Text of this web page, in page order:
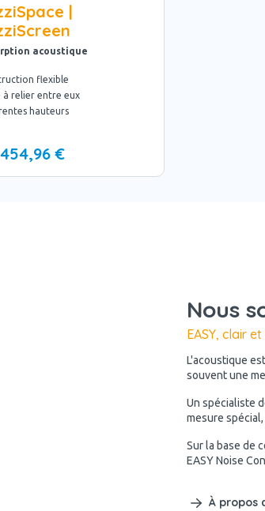
|
acoustique
flexible
à relier entre eux
hauteurs
454,96 €
Nous
EASY, clair
L'acoustique
souvent une
Un spécialiste
mesure
Sur la base de
EASY Noise
À propos